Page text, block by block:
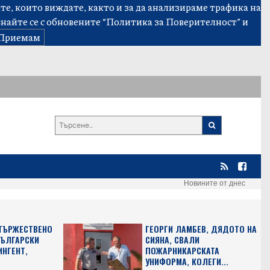
които виждате, както и за да анализираме трафика на
се с обновените“Политика за Поверителност”и
Новините от днес
ГЕОРГИ ЛАМБЕВ, ДЯДОТО НА
СИЯНА, СВАЛИ
ПОЖАРНИКАРСКАТА
УНИФОРМА, КОЛЕГИ...